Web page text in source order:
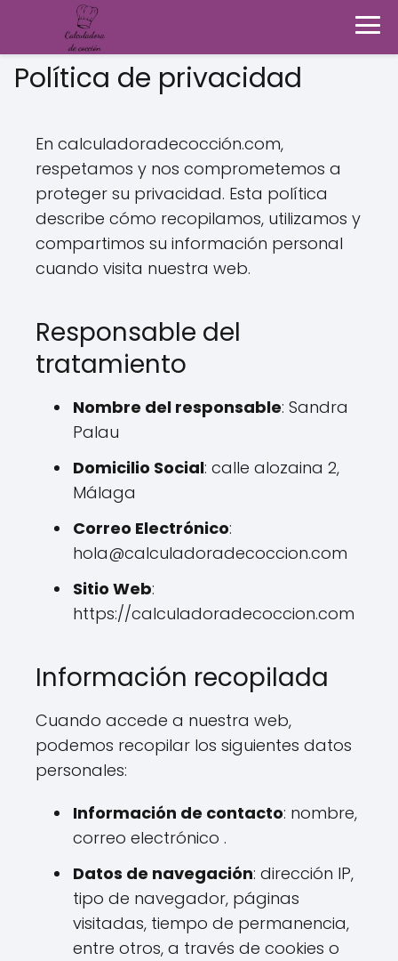
Política de privacidad
En calculadoradecocción.com,
respetamos y nos comprometemos a
proteger su privacidad. Esta política
describe cómo recopilamos, utilizamos y
compartimos su información personal
cuando visita nuestra web.
Responsable del
tratamiento
Nombre del responsable: Sandra
Palau
Domicilio Social: calle alozaina 2,
Málaga
Correo Electrónico:
hola@calculadoradecoccion.com
Sitio Web:
https://calculadoradecoccion.com
Información recopilada
Cuando accede a nuestra web,
podemos recopilar los siguientes datos
personales:
Información de contacto: nombre,
correo electrónico .
Datos de navegación: dirección IP,
tipo de navegador, páginas
visitadas, tiempo de permanencia,
entre otros, a través de cookies o